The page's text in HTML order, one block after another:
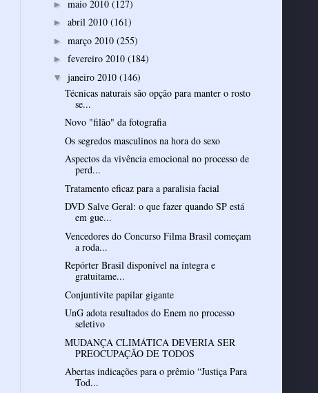
► maio 2010 (127)
► abril 2010 (161)
► março 2010 (255)
► fevereiro 2010 (184)
▼ janeiro 2010 (146)
Técnicas naturais são opção para manter o rosto
se...
Novo "filão" da fotografia
Os segredos masculinos na hora do sexo
Aspectos da vivência emocional no processo de
perd...
Tratamento eficaz para a paralisia facial
DVD Salve Geral: o que fazer quando SP está
em gue...
Vencedores do Concurso Filma Brasil começam
a roda...
Repórter Brasil disponível na íntegra e
gratuitame...
Conjuntivite papilar gigante
UnG adota resultados do Enem no processo
seletivo
MUDANÇA CLIMÁTICA DEVERIA SER
PREOCUPAÇÃO DE TODOS
Abertas indicações para o prêmio “Justiça Para
Tod...